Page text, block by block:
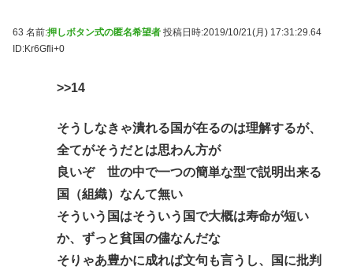
63 名前:押しボタン式の匿名希望者 投稿日時:2019/10/21(月) 17:31:29.64
ID:Kr6Gfli+0
>>14
そうしなきゃ潰れる国が在るのは理解するが、
全てがそうだとは思わん方が
良いぞ 世の中で一つの簡単な型で説明出来る
国（組織）なんて無い
そういう国はそういう国で大概は寿命が短い
か、ずっと貧国の儘なんだな
そりゃあ豊かに成れば文句も言うし、国に批判